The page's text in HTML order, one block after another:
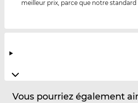
meilleur prix, parce que notre standard
Vous pourriez également